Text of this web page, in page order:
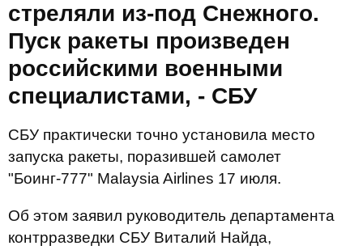
стреляли из-под Снежного.
Пуск ракеты произведен
российскими военными
специалистами, - СБУ
СБУ практически точно установила место
запуска ракеты, поразившей самолет
"Боинг-777" Malaysia Airlines 17 июля.
Об этом заявил руководитель департамента
контрразведки СБУ Виталий Найда,